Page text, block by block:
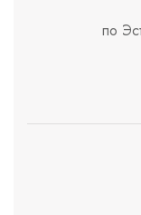
по